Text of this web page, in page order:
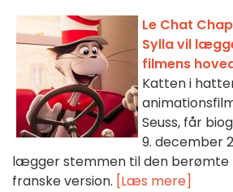
Le Chat
Sylla vil
filmens
Katten i
Seuss, får
9. december
lægger stemmen til den berømte
franske version. [Læs mere]